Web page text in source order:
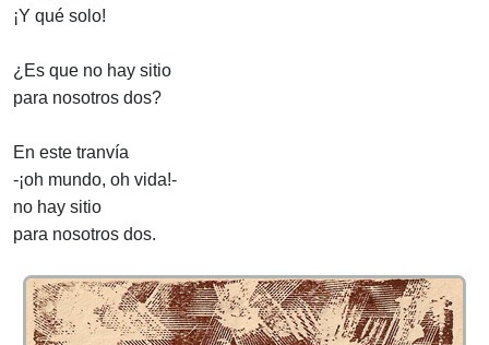
¡Y qué solo!
¿Es que no hay sitio
para nosotros dos?
En este tranvía
-¡oh mundo, oh vida!-
no hay sitio
para nosotros dos.